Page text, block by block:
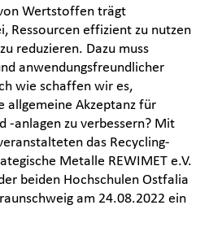
Wertstoffen trägt
Ressourcen effizient zu nutzen
reduzieren. Dazu muss
anwendungsfreundlicher
wie schaffen wir es,
allgemeine Akzeptanz für
-anlagen zu verbessern? Mit
das Recycling-
Metalle REWIMET e.V.
beiden Hochschulen Ostfalia
am 24.08.2022 ein